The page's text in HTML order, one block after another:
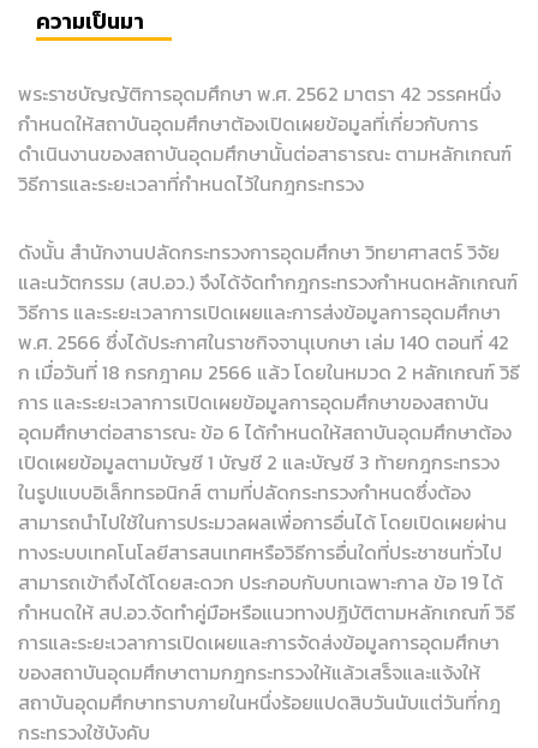
ความเป็นมา
พระราชบัญญัติการอุดมศึกษา พ.ศ. 2562 มาตรา 42 วรรคหนึ่ง
กำหนดให้สถาบันอุดมศึกษาต้องเปิดเผยข้อมูลที่เกี่ยวกับการ
ดำเนินงานของสถาบันอุดมศึกษานั้นต่อสาธารณะ ตามหลักเกณฑ์
วิธีการและระยะเวลาที่กำหนดไว้ในกฎกระทรวง
ดังนั้น สำนักงานปลัดกระทรวงการอุดมศึกษา วิทยาศาสตร์ วิจัย
และนวัตกรรม (สป.อว.) จึงได้จัดทำกฎกระทรวงกำหนดหลักเกณฑ์
วิธีการ และระยะเวลาการเปิดเผยและการส่งข้อมูลการอุดมศึกษา
พ.ศ. 2566 ซึ่งได้ประกาศในราชกิจจานุเบกษา เล่ม 140 ตอนที่ 42
ก เมื่อวันที่ 18 กรกฎาคม 2566 แล้ว โดยในหมวด 2 หลักเกณฑ์ วิธี
การ และระยะเวลาการเปิดเผยข้อมูลการอุดมศึกษาของสถาบัน
อุดมศึกษาต่อสาธารณะ ข้อ 6 ได้กำหนดให้สถาบันอุดมศึกษาต้อง
เปิดเผยข้อมูลตามบัญชี 1 บัญชี 2 และบัญชี 3 ท้ายกฎกระทรวง
ในรูปแบบอิเล็กทรอนิกส์ ตามที่ปลัดกระทรวงกำหนดซึ่งต้อง
สามารถนำไปใช้ในการประมวลผลเพื่อการอื่นได้ โดยเปิดเผยผ่าน
ทางระบบเทคโนโลยีสารสนเทศหรือวิธีการอื่นใดที่ประชาชนทั่วไป
สามารถเข้าถึงได้โดยสะดวก ประกอบกับบทเฉพาะกาล ข้อ 19 ได้
กำหนดให้ สป.อว.จัดทำคู่มือหรือแนวทางปฏิบัติตามหลักเกณฑ์ วิธี
การและระยะเวลาการเปิดเผยและการจัดส่งข้อมูลการอุดมศึกษา
ของสถาบันอุดมศึกษาตามกฎกระทรวงให้แล้วเสร็จและแจ้งให้
สถาบันอุดมศึกษาทราบภายในหนึ่งร้อยแปดสิบวันนับแต่วันที่กฎ
กระทรวงใช้บังคับ